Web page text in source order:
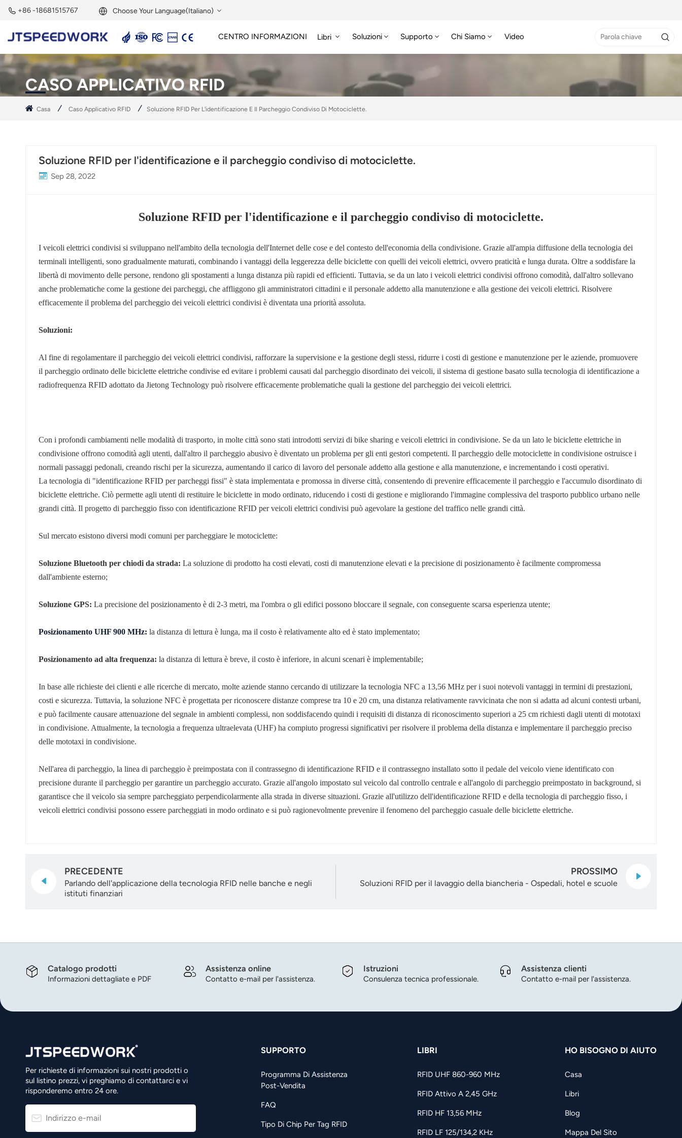
+86 -18681515767 Choose Your Language(Italiano)
English
Français
Deutsch
Español
Nederland
日语
Türk
Polski
Indonesia
norsk
magyar
CENTRO INFORMAZIONI Libri Soluzioni Supporto Chi Siamo Video
CASO APPLICATIVO RFID
Casa Caso Applicativo RFID Soluzione RFID Per L'identificazione E Il Parcheggio Condiviso Di Motociclette.
Soluzione RFID per l'identificazione e il parcheggio condiviso di motociclette.
Sep 28, 2022
Soluzione RFID per l'identificazione e il parcheggio condiviso di motociclette.
I veicoli elettrici condivisi si sviluppano nell'ambito della tecnologia dell'Internet delle cose e del contesto dell'economia della condivisione. Grazie all'ampia diffusione della tecnologia dei
terminali intelligenti, sono gradualmente maturati, combinando i vantaggi della leggerezza delle biciclette con quelli dei veicoli elettrici, ovvero praticità e lunga durata. Oltre a soddisfare la
libertà di movimento delle persone, rendono gli spostamenti a lunga distanza più rapidi ed efficienti. Tuttavia, se da un lato i veicoli elettrici condivisi offrono comodità, dall'altro sollevano
anche problematiche come la gestione dei parcheggi, che affliggono gli amministratori cittadini e il personale addetto alla manutenzione e alla gestione dei veicoli elettrici. Risolvere
efficacemente il problema del parcheggio dei veicoli elettrici condivisi è diventata una priorità assoluta.
Soluzioni:
Al fine di regolamentare il parcheggio dei veicoli elettrici condivisi, rafforzare la supervisione e la gestione degli stessi, ridurre i costi di gestione e manutenzione per le aziende, promuovere
il parcheggio ordinato delle biciclette elettriche condivise ed evitare i problemi causati dal parcheggio disordinato dei veicoli, il sistema di gestione basato sulla tecnologia di identificazione a
radiofrequenza RFID adottato da Jietong Technology può risolvere efficacemente problematiche quali la gestione del parcheggio dei veicoli elettrici.
Con i profondi cambiamenti nelle modalità di trasporto, in molte città sono stati introdotti servizi di bike sharing e veicoli elettrici in condivisione. Se da un lato le biciclette elettriche in
condivisione offrono comodità agli utenti, dall'altro il parcheggio abusivo è diventato un problema per gli enti gestori competenti. Il parcheggio delle motociclette in condivisione ostruisce i
normali passaggi pedonali, creando rischi per la sicurezza, aumentando il carico di lavoro del personale addetto alla gestione e alla manutenzione, e incrementando i costi operativi.
La tecnologia di "identificazione RFID per parcheggi fissi" è stata implementata e promossa in diverse città, consentendo di prevenire efficacemente il parcheggio e l'accumulo disordinato di
biciclette elettriche. Ciò permette agli utenti di restituire le biciclette in modo ordinato, riducendo i costi di gestione e migliorando l'immagine complessiva del trasporto pubblico urbano nelle
grandi città. Il progetto di parcheggio fisso con identificazione RFID per veicoli elettrici condivisi può agevolare la gestione del traffico nelle grandi città.
Sul mercato esistono diversi modi comuni per parcheggiare le motociclette:
Soluzione Bluetooth per chiodi da strada: La soluzione di prodotto ha costi elevati, costi di manutenzione elevati e la precisione di posizionamento è facilmente compromessa
dall'ambiente esterno;
Soluzione GPS: La precisione del posizionamento è di 2-3 metri, ma l'ombra o gli edifici possono bloccare il segnale, con conseguente scarsa esperienza utente;
Posizionamento UHF 900 MHz: la distanza di lettura è lunga, ma il costo è relativamente alto ed è stato implementato;
Posizionamento ad alta frequenza: la distanza di lettura è breve, il costo è inferiore, in alcuni scenari è implementabile;
In base alle richieste dei clienti e alle ricerche di mercato, molte aziende stanno cercando di utilizzare la tecnologia NFC a 13,56 MHz per i suoi notevoli vantaggi in termini di prestazioni,
costi e sicurezza. Tuttavia, la soluzione NFC è progettata per riconoscere distanze comprese tra 10 e 20 cm, una distanza relativamente ravvicinata che non si adatta ad alcuni contesti urbani,
e può facilmente causare attenuazione del segnale in ambienti complessi, non soddisfacendo quindi i requisiti di distanza di riconoscimento superiori a 25 cm richiesti dagli utenti di mototaxi
in condivisione. Attualmente, la tecnologia a frequenza ultraelevata (UHF) ha compiuto progressi significativi per risolvere il problema della distanza e implementare il parcheggio preciso
delle mototaxi in condivisione.
Nell'area di parcheggio, la linea di parcheggio è preimpostata con il contrassegno di identificazione RFID e il contrassegno installato sotto il pedale del veicolo viene identificato con
precisione durante il parcheggio per garantire un parcheggio accurato. Grazie all'angolo impostato sul veicolo dal controllo centrale e all'angolo di parcheggio preimpostato in background, si
garantisce che il veicolo sia sempre parcheggiato perpendicolarmente alla strada in diverse situazioni. Grazie all'utilizzo dell'identificazione RFID e della tecnologia di parcheggio fisso, i
veicoli elettrici condivisi possono essere parcheggiati in modo ordinato e si può ragionevolmente prevenire il fenomeno del parcheggio casuale delle biciclette elettriche.
PRECEDENTE
Parlando dell'applicazione della tecnologia RFID nelle banche e negli
istituti finanziari
PROSSIMO
Soluzioni RFID per il lavaggio della biancheria - Ospedali, hotel e scuole
Catalogo prodotti
Informazioni dettagliate e PDF
Assistenza online
Contatto e-mail per l'assistenza.
Istruzioni
Consulenza tecnica professionale.
Assistenza clienti
Contatto e-mail per l'assistenza.
Per richieste di informazioni sui nostri prodotti o
sul listino prezzi, vi preghiamo di contattarci e vi
risponderemo entro 24 ore.
SUPPORTO
Programma Di Assistenza
Post-Vendita
FAQ
Tipo Di Chip Per Tag RFID
LIBRI
RFID UHF 860-960 MHz
RFID Attivo A 2,45 GHz
RFID HF 13,56 MHz
RFID LF 125/134,2 KHz
HO BISOGNO DI AIUTO
Casa
Libri
Blog
Mappa Del Sito